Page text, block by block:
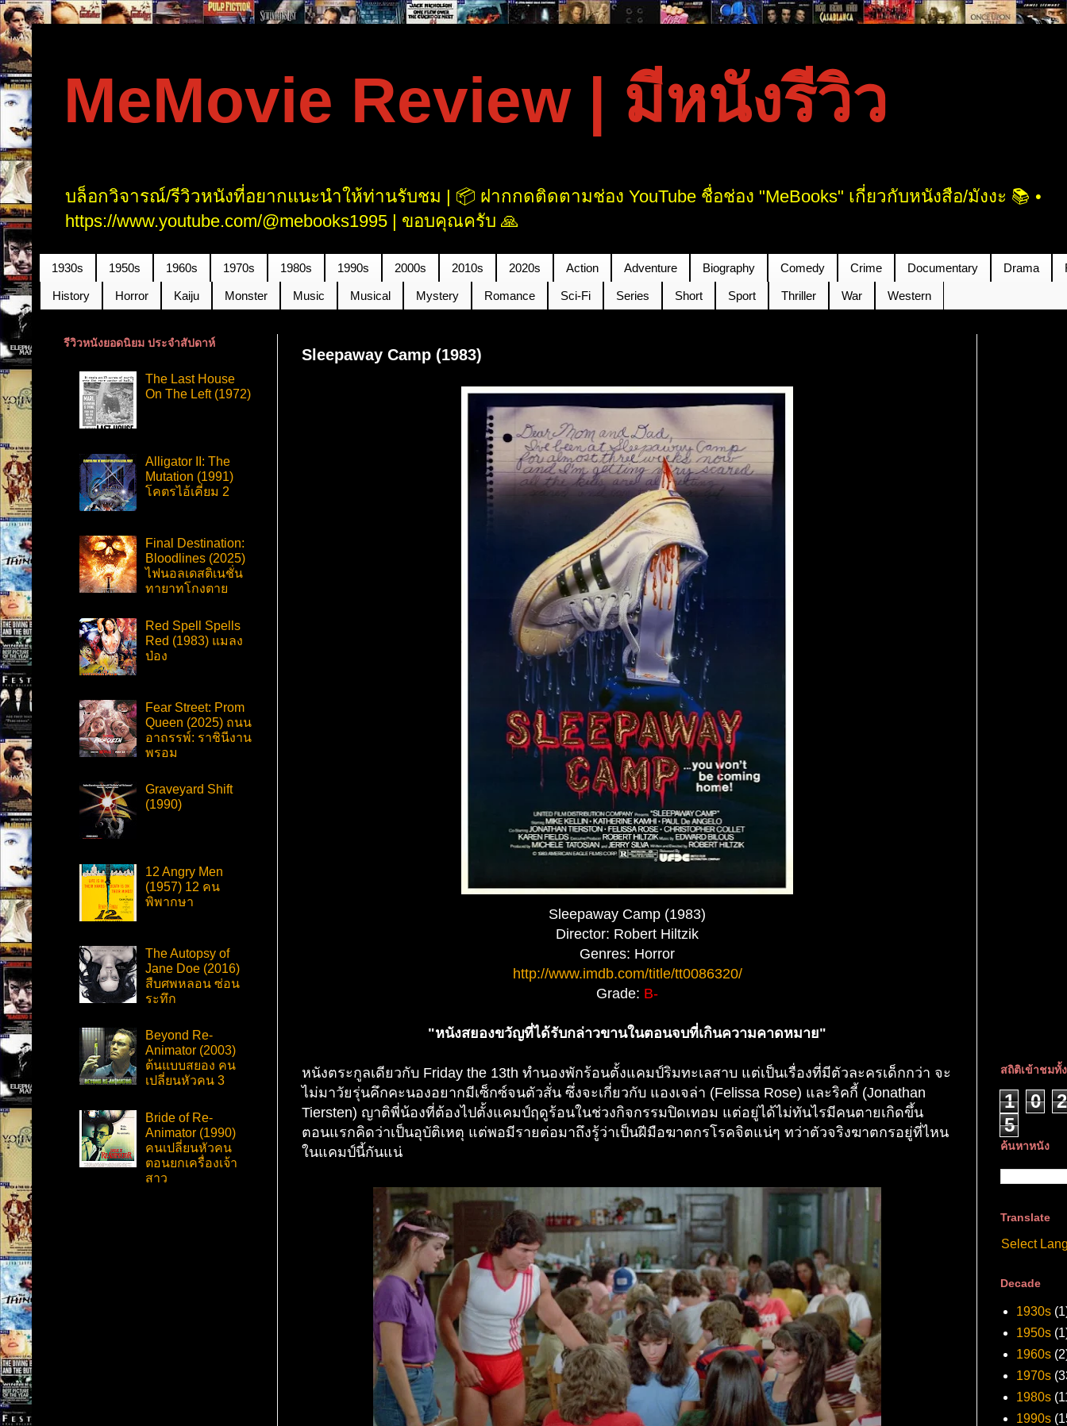
MeMovie Review | มีหนังรีวิว
บล็อกวิจารณ์/รีวิวหนังที่อยากแนะนำให้ท่านรับชม | 📦 ฝากกดติดตามช่อง YouTube ชื่อช่อง "MeBooks" เกี่ยวกับหนังสือ/มังงะ 📚 •
https://www.youtube.com/@mebooks1995 | ขอบคุณครับ 🙏
1930s 1950s 1960s 1970s 1980s 1990s 2000s 2010s 2020s Action Adventure Biography Comedy Crime Documentary Drama
History Horror Kaiju Monster Music Musical Mystery Romance Sci-Fi Series Short Sport Thriller War Western
Sleepaway Camp (1983)
Sleepaway Camp (1983)
Director: Robert Hiltzik
Genres: Horror
http://www.imdb.com/title/tt0086320/
Grade: B-
"หนังสยองขวัญที่ได้รับกล่าวขานในตอนจบที่เกินความคาดหมาย"
หนังตระกูลเดียวกับ Friday the 13th ทำนองพักร้อนตั้งแคมป์ริมทะเลสาบ แต่เป็นเรื่องที่มีตัวละครเด็กกว่า จะ
ไม่มาวัยรุ่นคึกคะนองอยากมีเซ็กซ์จนตัวสั่น ซึ่งจะเกี่ยวกับ แองเจล่า (Felissa Rose) และริคกี้ (Jonathan
Tiersten) ญาติพี่น้องที่ต้องไปตั้งแคมป์ฤดูร้อนในช่วงกิจกรรมปิดเทอม แต่อยู่ได้ไม่ทันไรมีคนตายเกิดขึ้น
ตอนแรกคิดว่าเป็นอุบัติเหตุ แต่พอมีรายต่อมาถึงรู้ว่าเป็นฝีมือฆาตกรโรคจิตแน่ๆ ทว่าตัวจริงฆาตกรอยู่ที่ไหน
ในแคมป์นี้กันแน่
รีวิวหนังยอดนิยม ประจำสัปดาห์
The Last House
On The Left (1972)
Alligator II: The
Mutation (1991)
โคตรไอ้เคี่ยม 2
Final Destination:
Bloodlines (2025)
ไฟนอลเดสติเนชั่น
ทายาทโกงตาย
Red Spell Spells
Red (1983) แมลง
ป่อง
Fear Street: Prom
Queen (2025) ถนน
อาถรรพ์: ราชินีงาน
พรอม
Graveyard Shift
(1990)
12 Angry Men
(1957) 12 คน
พิพากษา
The Autopsy of
Jane Doe (2016)
สืบศพหลอน ซ่อน
ระทึก
Beyond Re-
Animator (2003)
ต้นแบบสยอง คน
เปลี่ยนหัวคน 3
Bride of Re-
Animator (1990)
คนเปลี่ยนหัวคน
ตอนยกเครื่องเจ้า
สาว
สถิติเข้าชมทั้
1 0
2
5
ค้นหาหนัง
Translate
Select
Decade
1930s
1950s
1960s
1970s
1980s
1990s